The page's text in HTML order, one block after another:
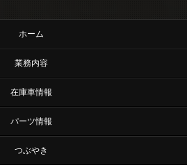
ホーム
業務内容
在庫車情報
パーツ情報
つぶやき